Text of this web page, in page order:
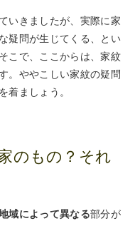
いきましたが、実際に家
疑問が生じてくる、とい
こで、ここからは、家紋
。ややこしい家紋の疑問
着ましょう。
のもの？それ
域によって異なる部分が